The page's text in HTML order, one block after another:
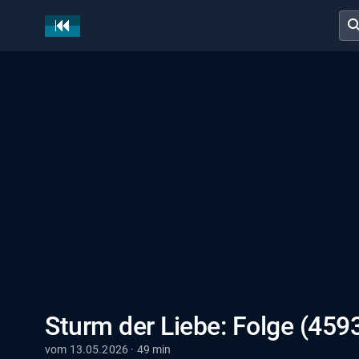
Sturm der Liebe: Folge
vom 13.05.2026 · 49 min